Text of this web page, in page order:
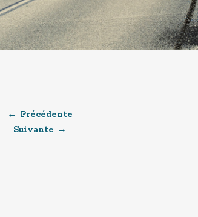
← Précédente
Suivante →